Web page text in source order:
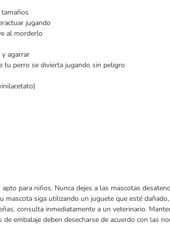
jugando
al morderlo
agarrar
tu perro se divierta jugando sin peligro
para niños. Nunca dejes a las mascotas
mascota siga utilizando un juguete que esté
consulta inmediatamente a un veterinario.
embalaje deben desecharse de acuerdo con las